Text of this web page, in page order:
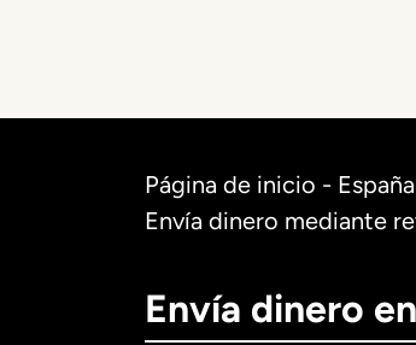
Página de inicio - España
Envía dinero mediante
Envía dinero